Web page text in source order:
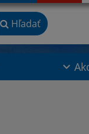
Hľadať